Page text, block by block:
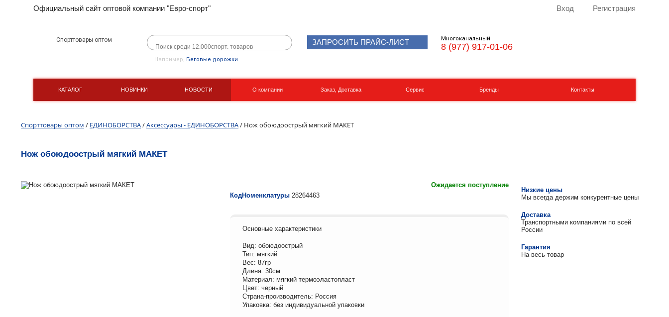
Официальный сайт оптовой компании "Евро-спорт" Вход Регистрация
Спорттовары оптом
Например, Беговые дорожки
ЗАПРОСИТЬ ПРАЙС-ЛИСТ Многоканальный
8 (977) 917-01-06
КАТАЛОГ НОВИНКИ НОВОСТИ О компании Заказ, Доставка Сервис Бренды Контакты
Спорттовары оптом / ЕДИНОБОРСТВА/Аксессуары - ЕДИНОБОРСТВА/ Нож обоюдоострый мягкий МАКЕТ
Нож обоюдоострый мягкий МАКЕТ
Ожидается поступление
КодНоменклатуры 28264463
Основные характеристики
Вид: обоюдоострый
Тип: мягкий
Вес: 87гр
Длина: 30см
Материал: мягкий термоэластопласт
Цвет: черный
Страна-производитель: Россия
Упаковка: без индивидуальной упаковки
Низкие цены
Мы всегда держим конкурентные цены
Доставка
Транспортными компаниями по всей
России
Гарантия
На весь товар